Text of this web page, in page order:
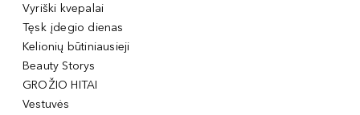
Vyriški kvepalai
Tęsk įdegio dienas
Kelionių būtiniausieji
Beauty Storys
GROŽIO HITAI
Vestuvės